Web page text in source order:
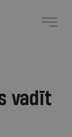
vadīt